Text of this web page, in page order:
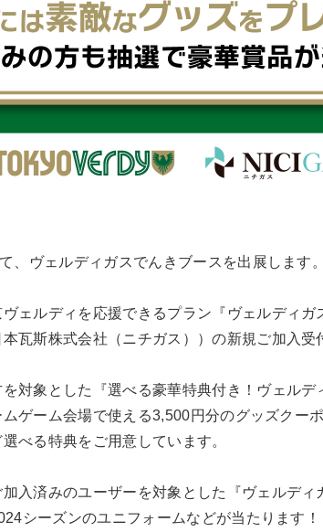
、ヴェルディガスでんきブースを出展します。
ェルディを応援できるプラン『ヴェルディ
瓦斯株式会社（ニチガス））の新規ご加入受
対象とした『選べる豪華特典付き！ヴェル
ゲーム会場で使える3,500円分のグッズクー
べる特典をご用意しています。
入済みのユーザーを対象とした『ヴェルデ
シーズンのユニフォームなどが当たります！